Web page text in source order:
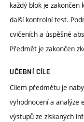
každý blok je
další kontrolní test.
cvičeních a úspěšné
Předmět je zakončen
UČEBNÍ CÍLE
Cílem předmětu je
vyhodnocení a analýze
výstupů ze získaných